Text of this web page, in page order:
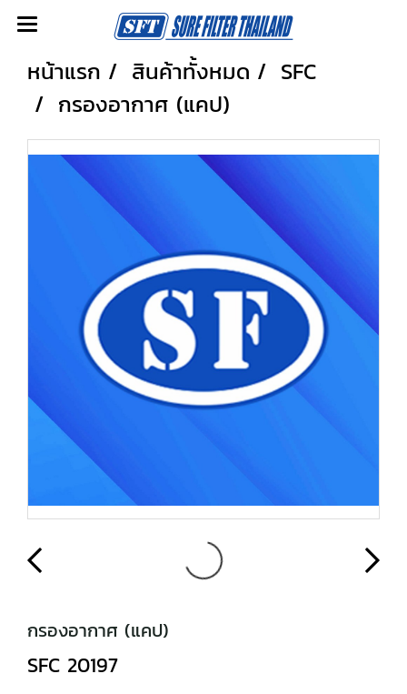
หน้าแรก สินค้าทั้งหมด
SFC
กรองอากาศ (แคป)
กรองอากาศ (แคป)
SFC 20197